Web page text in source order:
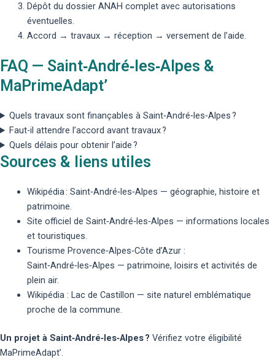
Dépôt du dossier ANAH complet avec autorisations
éventuelles.
Accord → travaux → réception → versement de l’aide.
FAQ — Saint‑André‑les‑Alpes &
MaPrimeAdapt’
Quels travaux sont finançables à Saint‑André‑les‑Alpes ?
Faut-il attendre l’accord avant travaux ?
Quels délais pour obtenir l’aide ?
Sources & liens utiles
Wikipédia : Saint‑André‑les‑Alpes — géographie, histoire et
patrimoine.
Site officiel de Saint‑André‑les‑Alpes — informations locales
et touristiques.
Tourisme Provence‑Alpes‑Côte d’Azur :
Saint‑André‑les‑Alpes — patrimoine, loisirs et activités de
plein air.
Wikipédia : Lac de Castillon — site naturel emblématique
proche de la commune.
Un projet à Saint‑André‑les‑Alpes ? Vérifiez votre éligibilité
MaPrimeAdapt’.